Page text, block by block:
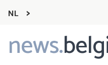
NL
news.
Main
navigation